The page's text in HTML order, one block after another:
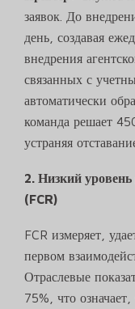
заявок. До
день, создавая
внедрения
связанных с
автоматически
команда решает
устраняя
2. Низкий
(FCR)
FCR измеряет,
первом
Отраслевые
75%, что